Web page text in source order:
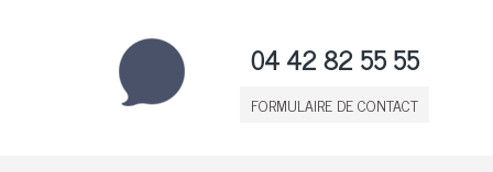
04 42 82 55 55
FORMULAIRE DE CONTACT